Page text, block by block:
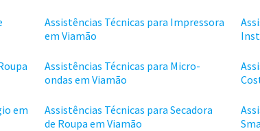
Assistências Técnicas para Impressora
em Viamão
Assistências Técnicas para Micro-
ondas em Viamão
em
Assistências Técnicas para Secadora
de Roupa em Viamão